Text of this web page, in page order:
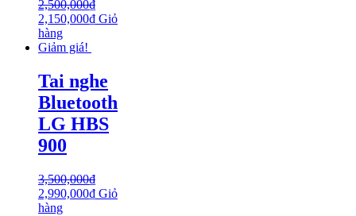
2,500,000₫
2,150,000₫ Giỏ
hàng
Giảm giá!
Tai nghe
Bluetooth
LG HBS
900
3,500,000₫
2,990,000₫ Giỏ
hàng